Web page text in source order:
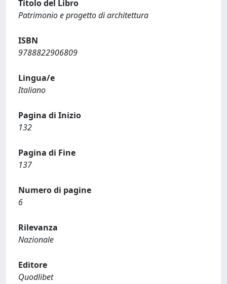
Titolo del Libro
Patrimonio e progetto di architettura
ISBN
9788822906809
Lingua/e
Italiano
Pagina di Inizio
132
Pagina di Fine
137
Numero di pagine
6
Rilevanza
Nazionale
Editore
Quodlibet